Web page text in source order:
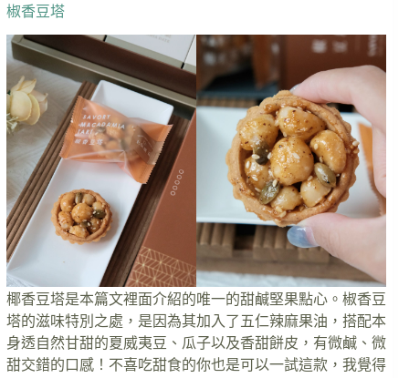
椒香豆塔
椰香豆塔是本篇文裡面介紹的唯一的甜鹹堅果點心。椒香豆
塔的滋味特別之處，是因為其加入了五仁辣麻果油，搭配本
身透自然甘甜的夏威夷豆、瓜子以及香甜餅皮，有微鹹、微
甜交錯的口感！不喜吃甜食的你也是可以一試這款，我覺得